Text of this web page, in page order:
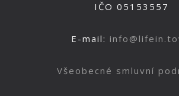
IČO 05153557
E-mail:
Všeobecné smluvní